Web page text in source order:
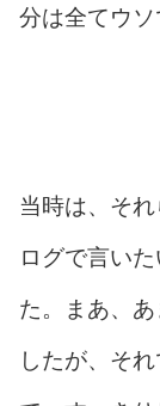
分は全てウソ
当時は、そ
ログで言い
た。まあ、
したが、そ